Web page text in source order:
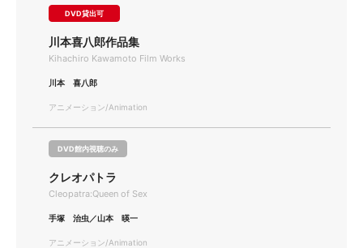
DVD貸出可
川本喜八郎作品集
Kihachiro Kawamoto Film Works
川本 喜八郎
アニメーション/Animation
DVD館内視聴のみ
クレオパトラ
Cleopatra:Queen of Sex
手塚 治虫／山本 暎一
アニメーション/Animation